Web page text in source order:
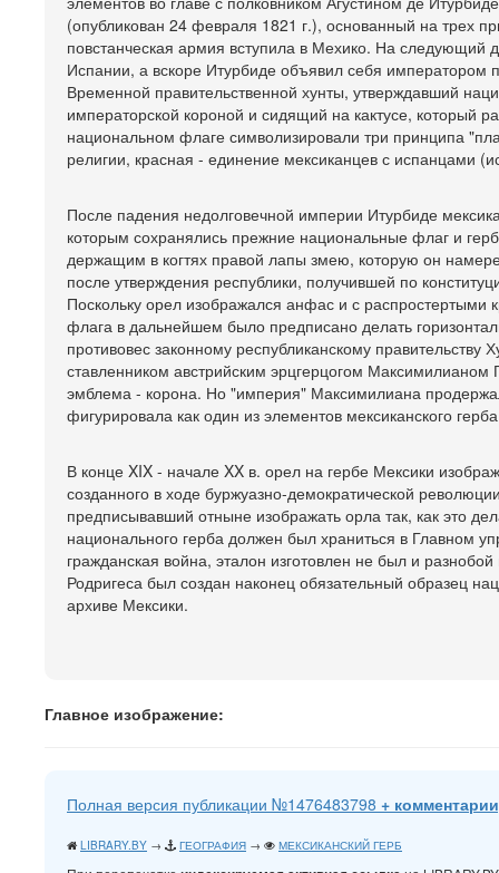
(опубликован 24 февраля 1821 г.), основанный на трех
повстанческая армия вступила в Мехико. На следующий
Испании, а вскоре Итурбиде объявил себя императором
Временной правительственной хунты, утверждавший
императорской короной и сидящий на кактусе, который
национальном флаге символизировали три принципа
религии, красная - единение мексиканцев с испанцами
После падения недолговечной империи Итурбиде
которым сохранялись прежние национальные флаг и
держащим в когтях правой лапы змею, которую он
после утверждения республики, получившей по
Поскольку орел изображался анфас и с распростертыми
флага в дальнейшем было предписано делать
противовес законному республиканскому
ставленником австрийским эрцгерцогом
эмблема - корона. Но "империя" Максимилиана
фигурировала как один из элементов мексиканского
В конце XIX - начале XX в. орел на гербе Мексики
созданного в ходе буржуазно-демократической
предписывавший отныне изображать орла так, как это
национального герба должен был храниться в Главном
гражданская война, эталон изготовлен не был и
Родригеса был создан наконец обязательный образец
архиве Мексики.
Главное изображение:
Полная версия публикации №1476483798 +
LIBRARY.BY → ГЕОГРАФИЯ → МЕКСИКАНСКИЙ ГЕРБ